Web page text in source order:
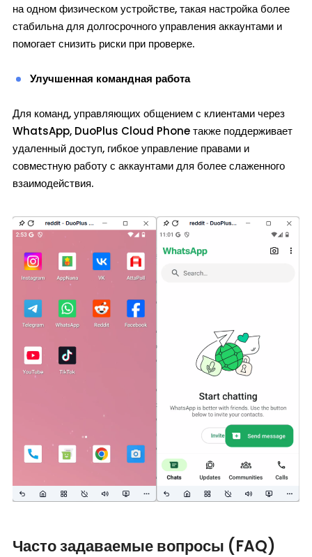
на одном физическом устройстве, такая настройка более
стабильна для долгосрочного управления аккаунтами и
помогает снизить риски при проверке.
Улучшенная командная работа
Для команд, управляющих общением с клиентами через
WhatsApp, DuoPlus Cloud Phone также поддерживает
удаленный доступ, гибкое управление правами и
совместную работу с аккаунтами для более слаженного
взаимодействия.
Часто задаваемые вопросы (FAQ)